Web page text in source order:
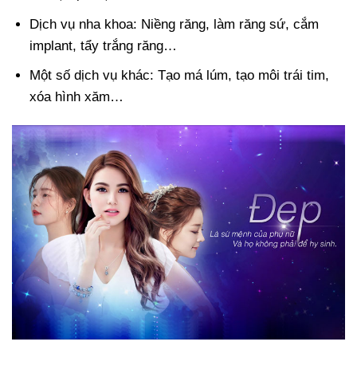
Dịch vụ nha khoa: Niềng răng, làm răng sứ, cắm
implant, tẩy trắng răng…
Một số dịch vụ khác: Tạo má lúm, tạo môi trái tim,
xóa hình xăm…